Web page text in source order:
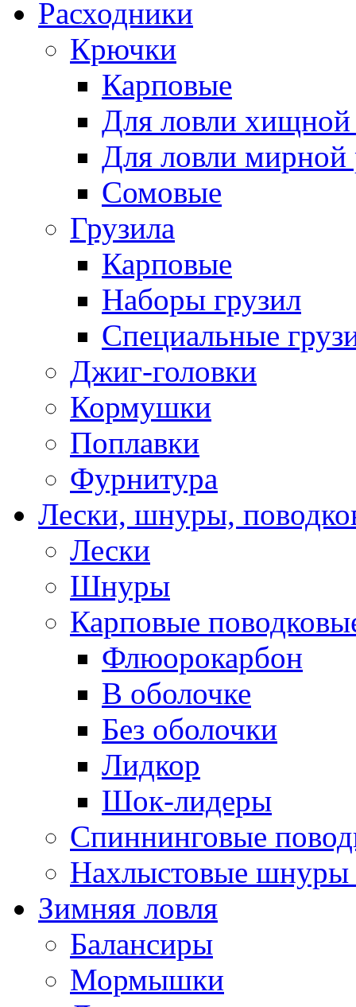
Расходники
Крючки
Карповые
Для ловли
Для ловли
Сомовые
Грузила
Карповые
Наборы грузил
Специальные
Джиг-головки
Кормушки
Поплавки
Фурнитура
Лески, шнуры,
Лески
Шнуры
Карповые
Флюорокарбон
В оболочке
Без оболочки
Лидкор
Шок-лидеры
Спиннинговые
Нахлыстовые шнуры
Зимняя ловля
Балансиры
Мормышки